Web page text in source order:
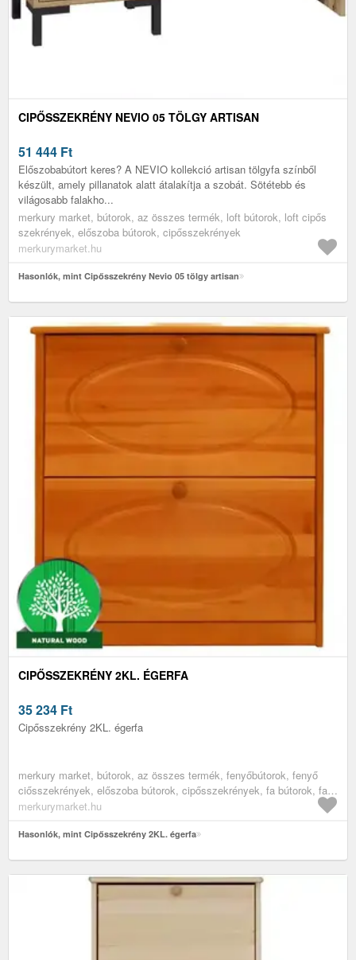
CIPŐSSZEKRÉNY NEVIO 05 TÖLGY ARTISAN
51 444 Ft
Előszobabútort keres? A NEVIO kollekció artisan tölgyfa színből
készült, amely pillanatok alatt átalakítja a szobát. Sötétebb és
világosabb falakho...
merkury market, bútorok, az összes termék, loft bútorok, loft cipős
szekrények, előszoba bútorok, cipősszekrények
merkurymarket.hu
Hasonlók, mint Cipősszekrény Nevio 05 tölgy artisan
CIPŐSSZEKRÉNY 2KL. ÉGERFA
35 234 Ft
Cipősszekrény 2KL. égerfa
merkury market, bútorok, az összes termék, fenyőbútorok, fenyő
ciősszekrények, előszoba bútorok, cipősszekrények, fa bútorok, fa
cipősszekrények
merkurymarket.hu
Hasonlók, mint Cipősszekrény 2KL. égerfa